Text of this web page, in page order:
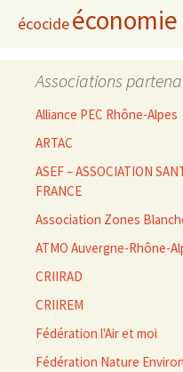
écocide
Associations
Alliance PEC Rhône-Alpes
ARTAC
ASEF – ASSOCIATION
FRANCE
Association Zones
ATMO Auvergne-Rhône-
CRIIRAD
CRIIREM
Fédération l'Air et moi
Fédération Nature